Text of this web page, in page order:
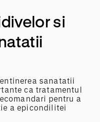
si
sanatatii
ca tratamentul
pentru a
a epicondilitei